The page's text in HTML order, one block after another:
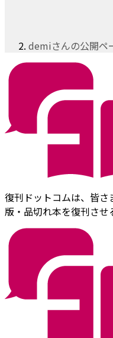
demiさんの公開ペ
復刊ドットコムは、皆
版・品切れ本を復刊させ